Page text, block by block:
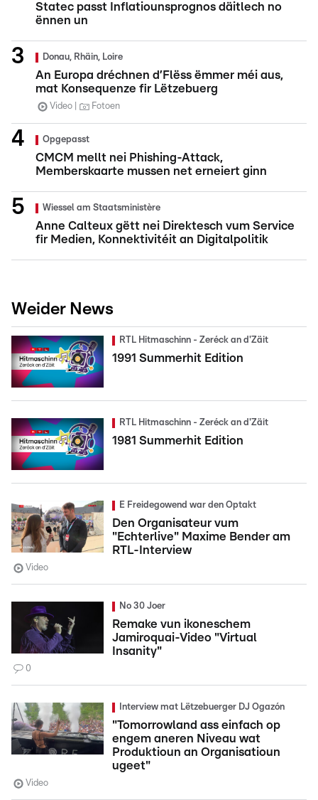
Statec passt Inflatiounsprognos däitlech no
ënnen un
Donau, Rhäin, Loire
An Europa dréchnen d’Flëss ëmmer méi aus,
mat Konsequenze fir Lëtzebuerg
Video Fotoen
Opgepasst
CMCM mellt nei Phishing-Attack,
Memberskaarte mussen net erneiert ginn
Wiessel am Staatsministère
Anne Calteux gëtt nei Direktesch vum Service
fir Medien, Konnektivitéit an Digitalpolitik
Weider News
RTL Hitmaschinn - Zeréck an d'Zäit
1991 Summerhit Edition
RTL Hitmaschinn - Zeréck an d'Zäit
1981 Summerhit Edition
E Freidegowend war den Optakt
Den Organisateur vum
"Echterlive" Maxime Bender am
RTL-Interview
Video
No 30 Joer
Remake vun ikoneschem
Jamiroquai-Video "Virtual
Insanity"
0
Interview mat Lëtzebuerger DJ Ogazón
"Tomorrowland ass einfach op
engem aneren Niveau wat
Produktioun an Organisatioun
ugeet"
Video